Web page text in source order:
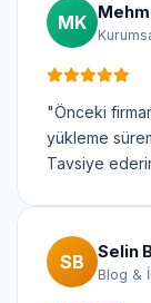
MK
"Önceki
yükleme
Tavsiye
SB Selin
Blog &